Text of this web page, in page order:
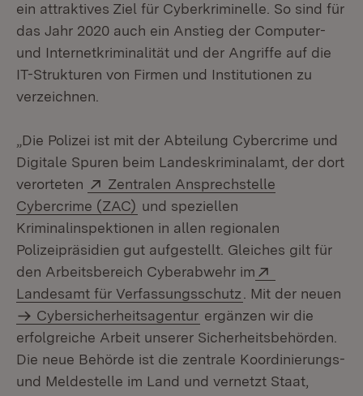
ein attraktives Ziel für Cyberkriminelle. So sind für
das Jahr 2020 auch ein Anstieg der Computer-
und Internetkriminalität und der Angriffe auf die
IT-Strukturen von Firmen und Institutionen zu
verzeichnen.
„Die Polizei ist mit der Abteilung Cybercrime und
Digitale Spuren beim Landeskriminalamt, der dort
verorteten
Extern:
Zentralen Ansprechstelle
Cybercrime (ZAC) (Öffnet in neuem Fenster)
und speziellen
Kriminalinspektionen in allen regionalen
Polizeipräsidien gut aufgestellt. Gleiches gilt für
den Arbeitsbereich Cyberabwehr im
Landesamt für Verfassungsschutz (Öffnet in neuem
. Mit der neuen
Cybersicherheitsagentur ergänzen wir die
erfolgreiche Arbeit unserer Sicherheitsbehörden.
Die neue Behörde ist die zentrale Koordinierungs-
und Meldestelle im Land und vernetzt Staat,